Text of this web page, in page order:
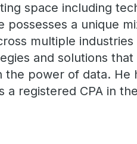
space including
possesses a unique
multiple
and solutions
power of data. He
a registered CPA in